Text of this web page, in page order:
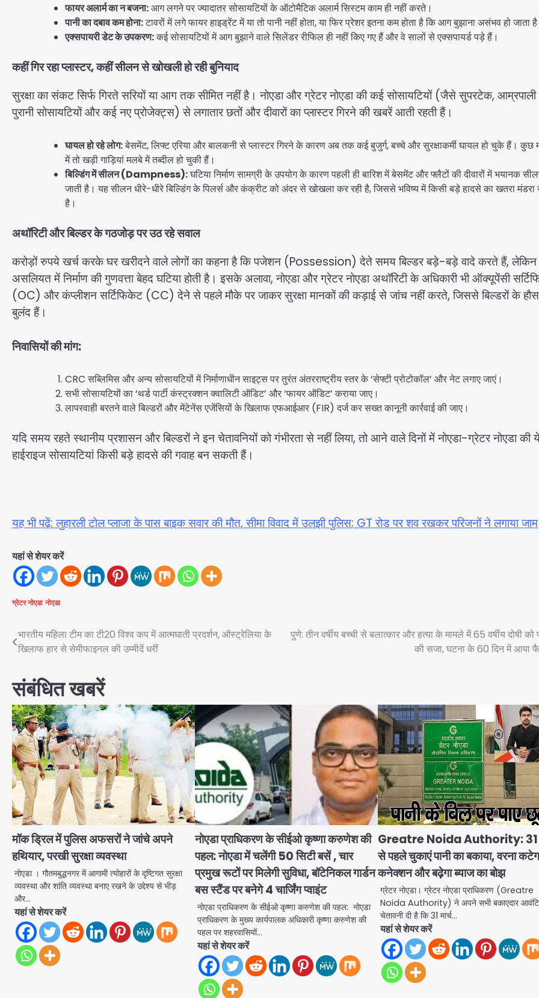
फायर अलार्म का न बजना:आग लगने पर ज्यादातर सोसायटियों के ऑटोमैटिक अलार्म सिस्टम काम ही नहीं करते।
पानी का दबाव कम होना:टावरों में लगे फायर हाइड्रेंट में या तो पानी नहीं होता, या फिर प्रेशर इतना कम होता है कि आग बुझाना असंभव हो जाता
एक्सपायरी डेट के उपकरण:कई सोसायटियों में आग बुझाने वाले सिलेंडर रीफिल ही नहीं किए गए हैं और वे सालों से एक्सपायर्ड पड़े हैं।
कहीं गिर रहा प्लास्टर, कहीं सीलन से खोखली हो रही बुनियाद
सुरक्षा का संकट सिर्फ गिरते सरियों या आग तक सीमित नहीं है। नोएडा और ग्रेटर नोएडा की कई सोसायटियों (जैसे सुपरटेक, आम्रपाली
पुरानी सोसायटियों और कई नए प्रोजेक्ट्स) से लगातार छतों और दीवारों का प्लास्टर गिरने की खबरें आती रहती हैं।
घायल हो रहे लोग:बेसमेंट, लिफ्ट एरिया और बालकनी से प्लास्टर गिरने के कारण अब तक कई बुजुर्ग, बच्चे और सुरक्षाकर्मी घायल हो चुके हैं। कुछ
में तो खड़ी गाड़ियां मलबे में तब्दील हो चुकी हैं।
बिल्डिंग में सीलन (Dampness):घटिया निर्माण सामग्री के उपयोग के कारण पहली ही बारिश में बेसमेंट और फ्लैटों की दीवारों में भयानक
जाती है। यह सीलन धीरे-धीरे बिल्डिंग के पिलर्स और कंक्रीट को अंदर से खोखला कर रही है, जिससे भविष्य में किसी बड़े हादसे का खतरा मंडरा
है।
अथॉरिटी और बिल्डर के गठजोड़ पर उठ रहे सवाल
करोड़ों रुपये खर्च करके घर खरीदने वाले लोगों का कहना है कि पजेशन (Possession) देते समय बिल्डर बड़े-बड़े वादे करते हैं, लेकिन
असलियत में निर्माण की गुणवत्ता बेहद घटिया होती है। इसके अलावा, नोएडा और ग्रेटर नोएडा अथॉरिटी के अधिकारी भी ऑक्यूपेंसी
(OC) और कंप्लीशन सर्टिफिकेट (CC) देने से पहले मौके पर जाकर सुरक्षा मानकों की कड़ाई से जांच नहीं करते, जिससे बिल्डरों के
बुलंद हैं।
निवासियों की मांग:
CRC सब्लिमिस और अन्य सोसायटियों में निर्माणाधीन साइट्स पर तुरंत अंतरराष्ट्रीय स्तर के ‘सेफ्टी प्रोटोकॉल’ और नेट लगाए जाएं।
सभी सोसायटियों का ‘थर्ड पार्टी कंस्ट्रक्शन क्वालिटी ऑडिट’ और ‘फायर ऑडिट’ कराया जाए।
लापरवाही बरतने वाले बिल्डरों और मेंटेनेंस एजेंसियों के खिलाफ एफआईआर (FIR) दर्ज कर सख्त कानूनी कार्रवाई की जाए।
यदि समय रहते स्थानीय प्रशासन और बिल्डरों ने इन चेतावनियों को गंभीरता से नहीं लिया, तो आने वाले दिनों में नोएडा-ग्रेटर नोएडा की
हाईराइज सोसायटियां किसी बड़े हादसे की गवाह बन सकती हैं।
यह भी पढ़ें: लुहारली टोल प्लाजा के पास बाइक सवार की मौत, सीमा विवाद में उलझी पुलिस; GT रोड पर शव रखकर परिजनों ने लगाया जाम
यहां से शेयर करें
ग्रेटर नोएडा नोएडा
Post
navigation
भारतीय महिला टीम का टी20 विश्व कप में आत्मघाती प्रदर्शन, ऑस्ट्रेलिया के
खिलाफ हार से सेमीफाइनल की उम्मीदें धरीं
पुणे: तीन वर्षीय बच्ची से बलात्कार और हत्या के मामले में 65 वर्षीय दोषी को
की सजा, घटना के 60 दिन में आया
संबंधित खबरें
मॉक ड्रिल में पुलिस अफसरों ने जांचे अपने
हथियार, परखी सुरक्षा व्यवस्था
नोएडा । गौतमबुद्धनगर में आगामी त्योहारों के दृष्टिगत सुरक्षा
व्यवस्था और शांति व्यवस्था बनाए रखने के उद्देश्य से भीड़
और…
यहां से शेयर करें
नोएडा प्राधिकरण के सीईओ कृष्णा करुणेश की
पहल: नोएडा में चलेंगी 50 सिटी बसें , चार
प्रमुख रूटों पर मिलेगी सुविधा, बॉटेनिकल गार्डन
बस स्टैंड पर बनेगे 4 चार्जिंग प्वाइंट
नोएडा प्राधिकरण के सीईओ कृष्णा करुणेश की पहल: नोएडा
प्राधिकरण के मुख्य कार्यपालक अधिकारी कृष्णा करुणेश की
पहल पर शहरवासियों…
यहां से शेयर करें
Greatre Noida Authority: 31
से पहले चुकाएं पानी का बकाया, वरना
कनेक्शन और बढ़ेगा ब्याज का बोझ
ग्रेटर नोएडा। ग्रेटर नोएडा प्राधिकरण (Greatre
Noida Authority) ने अपने सभी बकाएदार
चेतावनी दी है कि 31 मार्च…
यहां से शेयर करें